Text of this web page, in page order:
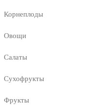
Корнеплоды
Овощи
Салаты
Сухофрукты
Фрукты